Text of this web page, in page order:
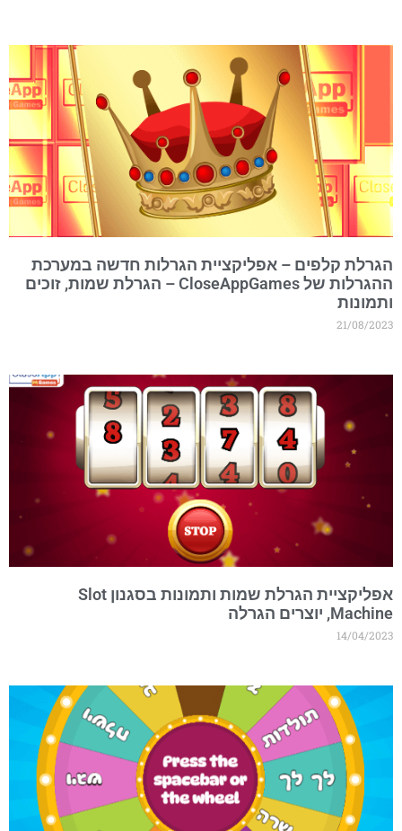
הגרלת קלפים – אפליקציית הגרלות חדשה במערכת
ההגרלות של CloseAppGames – הגרלת שמות, זוכים
ותמונות
21/08/2023
אפליקציית הגרלת שמות ותמונות בסגנון Slot
Machine, יוצרים הגרלה
14/04/2023